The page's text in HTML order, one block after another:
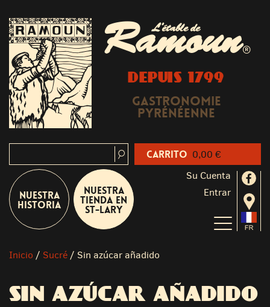
L'étable de
Ramoun®
DEPUIS 1799
Gastronomie
Pyrénéenne
Su Cuenta
Entrar
Nuestra
historia
Nuestra
tienda en
St-Lary
Inicio / Sucré / Sin azúcar añadido
SIN AZÚCAR AÑADIDO
Carrito 0,00 €